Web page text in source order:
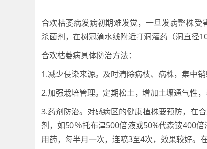
合欢枯萎病发病初期难发觉，一旦发病整株
杀菌剂，在树冠滴水线附近打洞灌药（洞直径
合欢枯萎病具体防治方法：
1.减少侵染来源。及时清除病枝、病株，集中
2.加强栽培管理。定期松土，增加土壤通气性
3.药剂防治。对感病区的健康植株要预防，在
剂，如50％托布津500倍液或50%代森铵400
用药，每半月一次，连喷3至4次，效果较好。